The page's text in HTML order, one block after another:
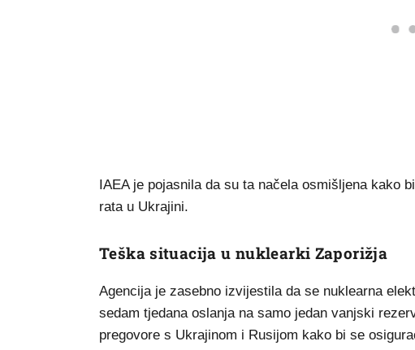
IAEA je pojasnila da su ta načela osmišljena kako
rata u Ukrajini.
Teška situacija u nuklearki Zaporižja
Agencija je zasebno izvijestila da se nuklearna
sedam tjedana oslanja na samo jedan vanjski
pregovore s Ukrajinom i Rusijom kako bi se